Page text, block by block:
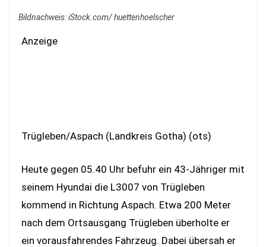
Bildnachweis: iStock.com/ huettenhoelscher
Anzeige
Trügleben/Aspach (Landkreis Gotha) (ots)
Heute gegen 05.40 Uhr befuhr ein 43-Jähriger mit
seinem Hyundai die L3007 von Trügleben
kommend in Richtung Aspach. Etwa 200 Meter
nach dem Ortsausgang Trügleben überholte er
ein vorausfahrendes Fahrzeug. Dabei übersah er